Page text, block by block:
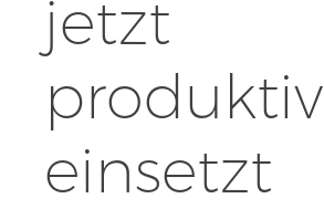
jetzt
produktiv
einsetzt